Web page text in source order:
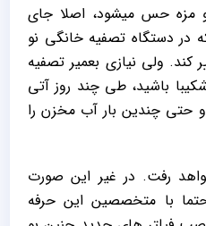
مزه حس میشود، اصلا جای
در دستگاه تصفیه خانگی نو
کند. ولی نیازی بعمیر تصفیه
باشید، طی چند روز آتی
و حتی چندین بار آب مخزن را
رفت. در غیر این صورت
با متخصصین این حرفه